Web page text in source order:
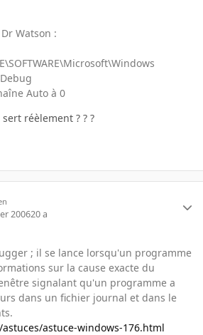
Watson :
Auto à 0
réèlement ? ? ?
200620 a
; il se lance lorsqu'un programme
sur la cause exacte du
signalant qu'un programme a
dans un fichier journal et dans le
astuce-windows-176.html